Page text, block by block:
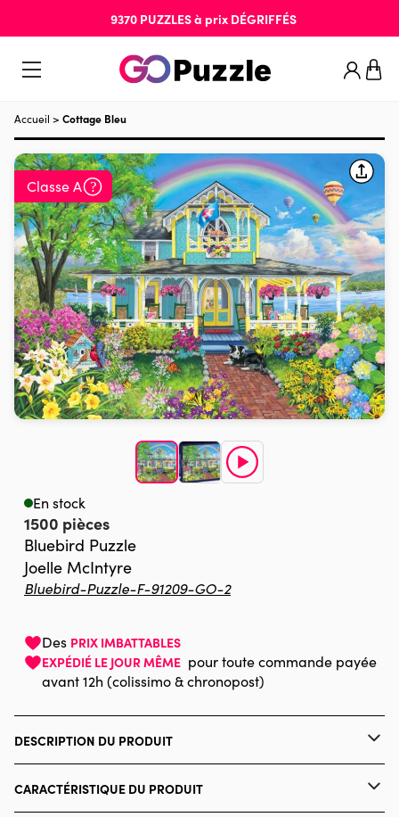
9370 PUZZLESà prix DÉGRIFFÉS
Accueil > Cottage Bleu
Classe A
En stock
1500 pièces
Bluebird Puzzle
Joelle McIntyre
Bluebird-Puzzle-F-91209-GO-2
Des PRIX IMBATTABLES
EXPÉDIÉ LE JOUR MÊME pour toute commande payée
avant 12h (colissimo & chronopost)
DESCRIPTION DU PRODUIT
Blue Sky Art and Design - Joelle McIntire
CARACTÉRISTIQUE DU PRODUIT